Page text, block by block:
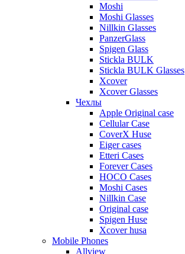
Moshi
Moshi Glasses
Nillkin Glasses
PanzerGlass
Spigen Glass
Stickla BULK
Stickla BULK Glasses
Xcover
Xcover Glasses
Чехлы
Apple Original case
Cellular Case
CoverX Huse
Eiger cases
Etteri Cases
Forever Cases
HOCO Cases
Moshi Cases
Nillkin Case
Original case
Spigen Huse
Xcover husa
Mobile Phones
Allview